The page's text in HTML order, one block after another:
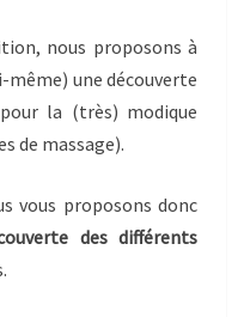
nous proposons à
même) une découverte
la (très) modique
de massage).
vous proposons donc
des différents